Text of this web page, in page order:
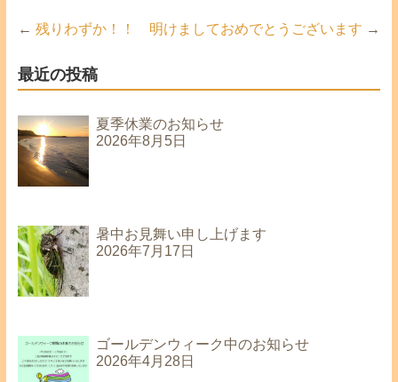
← 残りわずか！！ 明けましておめでとうございます →
最近の投稿
夏季休業のお知らせ
2026年8月5日
暑中お見舞い申し上げます
2026年7月17日
ゴールデンウィーク中のお知らせ
2026年4月28日